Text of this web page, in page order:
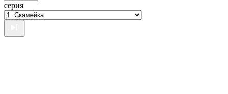
серия